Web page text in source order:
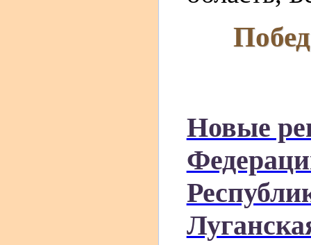
Новые